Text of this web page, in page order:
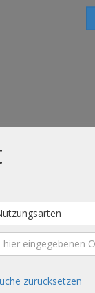
zurücksetzen